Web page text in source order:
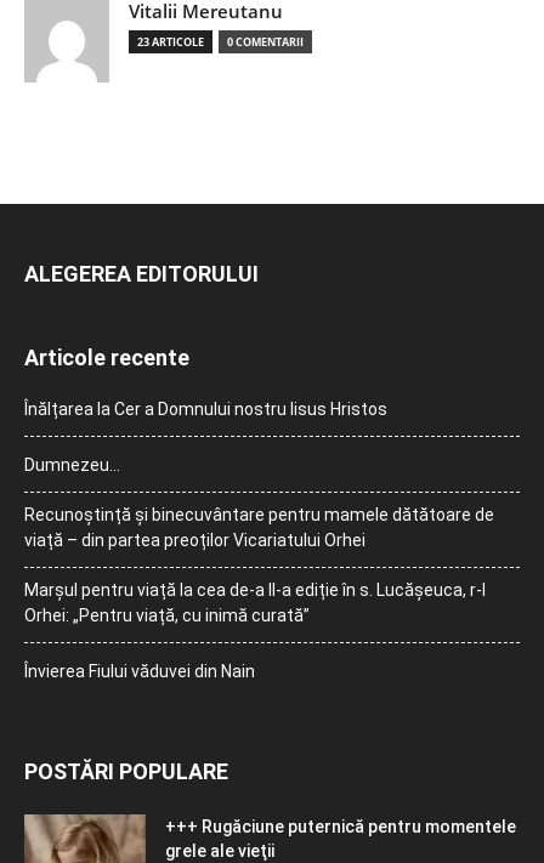
Vitalii Mereutanu
23 ARTICOLE 0 COMENTARII
ALEGEREA EDITORULUI
Articole recente
Înălțarea la Cer a Domnului nostru Iisus Hristos
Dumnezeu…
Recunoștință și binecuvântare pentru mamele dătătoare de
viață – din partea preoților Vicariatului Orhei
Marșul pentru viață la cea de-a II-a ediție în s. Lucășeuca, r-l
Orhei: „Pentru viață, cu inimă curată”
Învierea Fiului văduvei din Nain
POSTĂRI POPULARE
+++ Rugăciune puternică pentru momentele
grele ale vieţii